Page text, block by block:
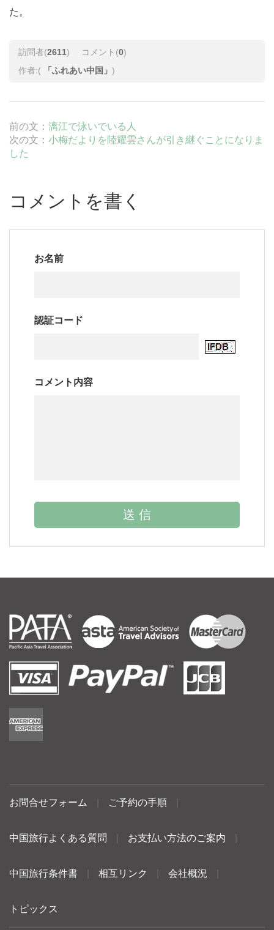
た。
訪問者(2611) コメント(0)
作者:( 「ふれあい中国」 )
前の文： 漓江で泳いでいる人
次の文： 小梅だよりを陸耀雲さんが引き継ぐことになりま
した
コメントを書く
お名前
認証コード
コメント内容
お問合せフォーム ご予約の手順
中国旅行よくある質問 お支払い方法のご案内
中国旅行条件書 相互リンク 会社概況
トピックス